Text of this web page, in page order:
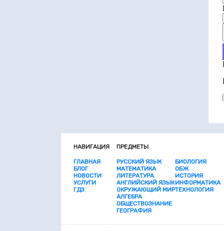
НАВИГАЦИЯ
ГЛАВНАЯ
БЛОГ
НОВОСТИ
УСЛУГИ
ГДЗ
ПРЕДМЕТЫ
РУССКИЙ ЯЗЫК
МАТЕМАТИКА
ЛИТЕРАТУРА
АНГЛИЙСКИЙ ЯЗЫК
ОКРУЖАЮЩИЙ МИР
АЛГЕБРА
ОБЩЕСТВОЗНАНИЕ
ГЕОГРАФИЯ
БИОЛОГИЯ
ОБЖ
ИСТОРИЯ
ИНФОРМАТИКА
ТЕХНОЛОГИЯ